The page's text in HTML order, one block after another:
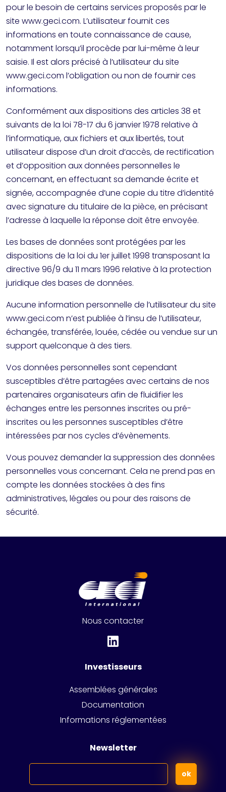
pour le besoin de certains services proposés par le
site www.geci.com. L’utilisateur fournit ces
informations en toute connaissance de cause,
notamment lorsqu’il procède par lui-même à leur
saisie. Il est alors précisé à l’utilisateur du site
www.geci.com l’obligation ou non de fournir ces
informations.
Conformément aux dispositions des articles 38 et
suivants de la loi 78-17 du 6 janvier 1978 relative à
l’informatique, aux fichiers et aux libertés, tout
utilisateur dispose d’un droit d’accès, de rectification
et d’opposition aux données personnelles le
concernant, en effectuant sa demande écrite et
signée, accompagnée d’une copie du titre d’identité
avec signature du titulaire de la pièce, en précisant
l’adresse à laquelle la réponse doit être envoyée.
Les bases de données sont protégées par les
dispositions de la loi du 1er juillet 1998 transposant la
directive 96/9 du 11 mars 1996 relative à la protection
juridique des bases de données.
Aucune information personnelle de l’utilisateur du site
www.geci.com n’est publiée à l’insu de l’utilisateur,
échangée, transférée, louée, cédée ou vendue sur un
support quelconque à des tiers.
Vos données personnelles sont cependant
susceptibles d’être partagées avec certains de nos
partenaires organisateurs afin de fluidifier les
échanges entre les personnes inscrites ou pré-
inscrites ou les personnes susceptibles d’être
intéressées par nos cycles d’évènements.
Vous pouvez demander la suppression des données
personnelles vous concernant. Cela ne prend pas en
compte les données stockées à des fins
administratives, légales ou pour des raisons de
sécurité.
Nous contacter
Investisseurs
Assemblées générales
Documentation
Informations réglementées
Newsletter